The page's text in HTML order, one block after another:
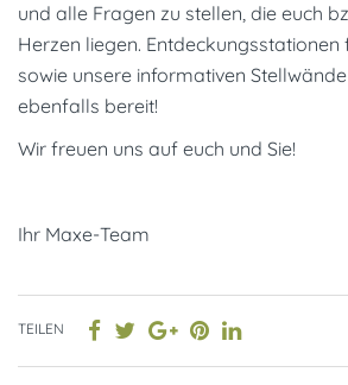
und alle Fragen zu stellen, die euch
Herzen liegen. Entdeckungsstationen
sowie unsere informativen
ebenfalls bereit!
Wir freuen uns auf euch und Sie!
Ihr Maxe-Team
TEILEN